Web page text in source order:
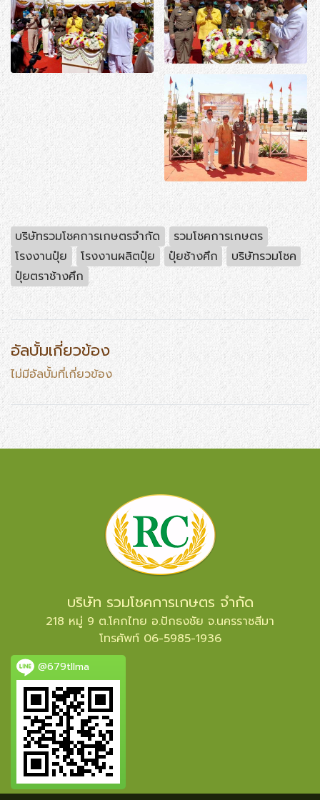
บริษัทรวมโชคการเกษตรจำกัด
รวมโชคการเกษตร
โรงงานปุ๋ย
โรงงานผลิตปุ๋ย ปุ๋ยช้างศึก
บริษัทรวมโชค
ปุ๋ยตราช้างศึก
อัลบั้มเกี่ยวข้อง
ไม่มีอัลบั้มที่เกี่ยวข้อง
บริษัท รวมโชคการเกษตร จำกัด
218 หมู่ 9 ต.โคกไทย อ.ปักธงชัย จ.นครราชสีมา
โทรศัพท์ 06-5985-1936
@679tllma